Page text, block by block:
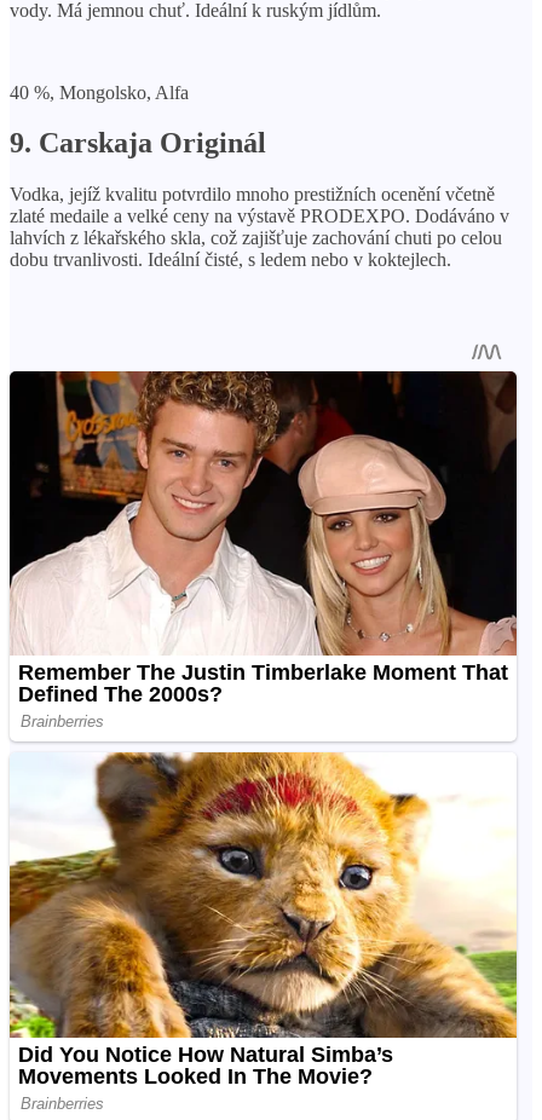
vody. Má jemnou chuť. Ideální k ruským jídlům.
40 %, Mongolsko, Alfa
9. Carskaja Originál
Vodka, jejíž kvalitu potvrdilo mnoho prestižních ocenění včetně
zlaté medaile a velké ceny na výstavě PRODEXPO. Dodáváno v
lahvích z lékařského skla, což zajišťuje zachování chuti po celou
dobu trvanlivosti. Ideální čisté, s ledem nebo v koktejlech.